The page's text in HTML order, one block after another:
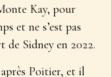
Kay, pour
et ne s’est pas
de Sidney en 2022.
Poitier, et il